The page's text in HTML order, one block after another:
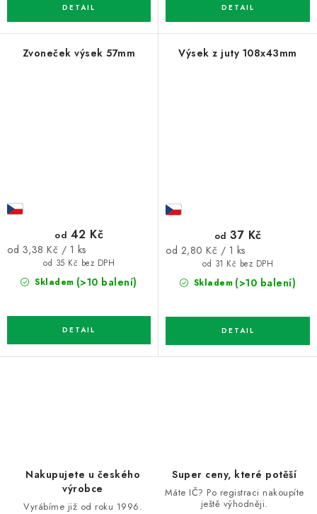
Zvoneček výsek 57mm
Skladem (>10 balení)
od 35 Kč bez DPH
od 42 Kč
Měrná
od 3,38 Kč / 1 ks
Výsek z juty 108x43mm
Skladem (>10 balení)
od 31 Kč bez DPH
od 37 Kč
Měrná
od 2,80 Kč / 1 ks
Nakupujete u českého
výrobce
Vyrábíme již od roku 1996.
Super ceny, které potěší
Máte IČ? Po registraci nakoupíte
ještě výhodněji.